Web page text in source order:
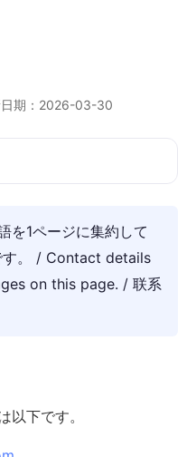
期：2026-03-30
を1ページに集約して
す。 / Contact details
on this page. / 联系
以下です。